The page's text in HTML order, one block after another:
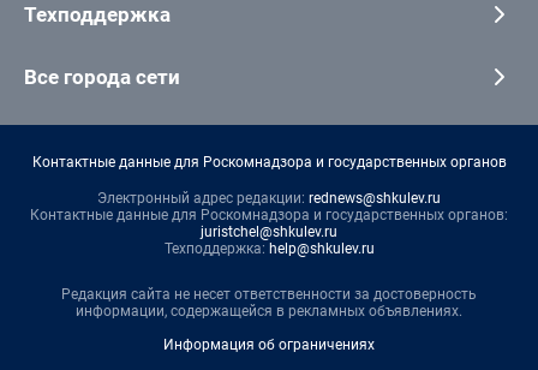
Техподдержка
Все города сети
Контактные данные для Роскомнадзора и государственных органов
Электронный адрес редакции: rednews@shkulev.ru
Контактные данные для Роскомнадзора и государственных органов:
juristchel@shkulev.ru
Техподдержка: help@shkulev.ru
Редакция сайта не несет ответственности за достоверность
информации, содержащейся в рекламных объявлениях.
Информация об ограничениях